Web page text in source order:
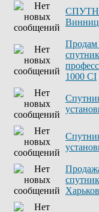
Продам
1000 CI
Харьков